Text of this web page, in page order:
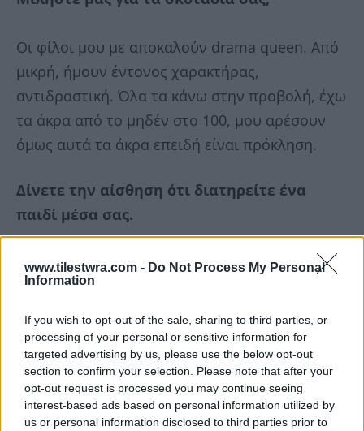
www.tilestwra.com - Do Not Process My Personal
Information
If you wish to opt-out of the sale, sharing to third parties, or
processing of your personal or sensitive information for
targeted advertising by us, please use the below opt-out
section to confirm your selection. Please note that after your
opt-out request is processed you may continue seeing
interest-based ads based on personal information utilized by
us or personal information disclosed to third parties prior to
Οι φίλοι μου με αποκαλούν drama queen. Από
μικρή, ήμουν έντονος χαρακτήρας,
αντιδραστική. Όλα τα κάνω στην προβολή, έχω
τα άκρα από το μηδέν στο 100, μου αρέσουν
όμως αυτά τα άκρα επειδή είναι πρόκληση.
Δίνετε την αίσθηση ότι διατηρείτε ένα
παιδί μέσα σας.
Πιστεύω ότι ποτέ δεν θα φύγει αυτό. Δεν
μπορώ να με φανταστώ μεγάλη. Νιώθω ότι
είμαι ακόμα 18. Όμως, είναι η πρώτη φορά στη
ζωή μου που αντιλαμβάνομαι ότι με
ενδιαφέρουν κι άλλα πράγματα.